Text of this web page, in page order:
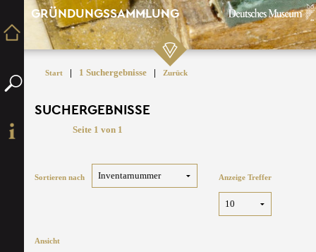
GRÜNDUNGSSAMMLUNG
Start | 1 Suchergebnisse | Zurück
SUCHERGEBNISSE
Seite 1 von 1
Sortieren nach Anzeige Treffer
Ansicht